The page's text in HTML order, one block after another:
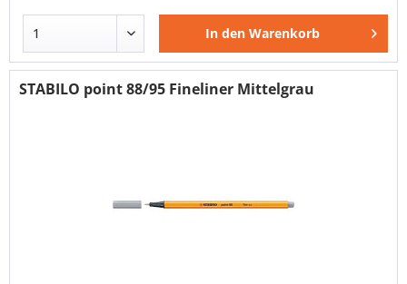
In den Warenkorb
STABILO point 88/95 Fineliner Mittelgrau